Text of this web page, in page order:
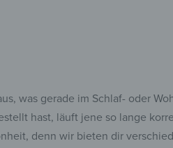
was gerade im Schlaf- oder
hast, läuft jene so lange
denn wir bieten dir